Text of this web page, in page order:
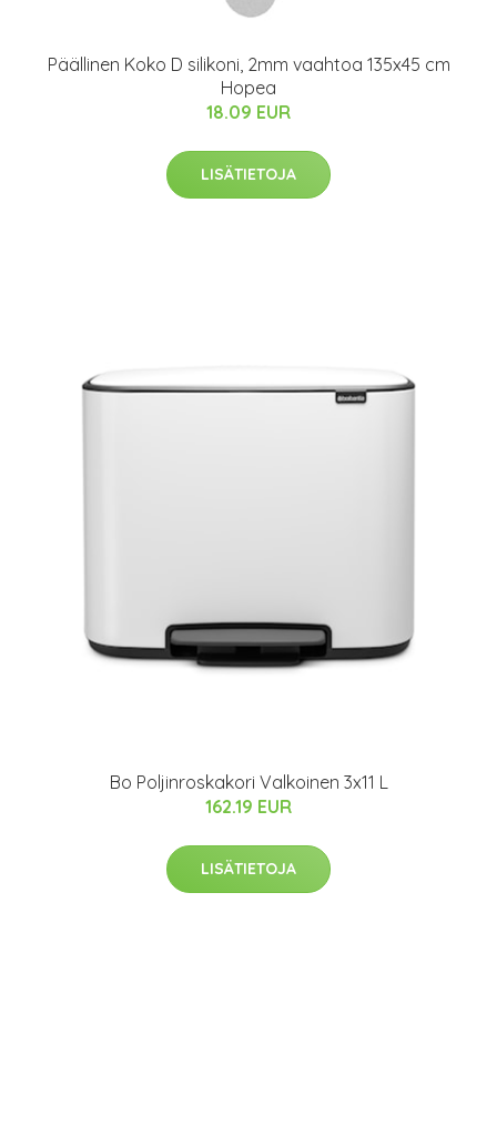
Päällinen Koko D silikoni, 2mm vaahtoa 135x45 cm
Hopea
18.09 EUR
LISÄTIETOJA
Bo Poljinroskakori Valkoinen 3x11 L
162.19 EUR
LISÄTIETOJA